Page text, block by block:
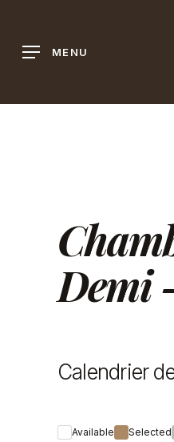
main
MENU
Demi
Calendrier
Available Selected